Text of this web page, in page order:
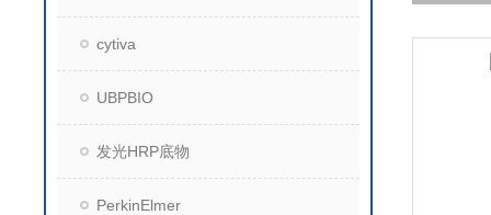
cytiva
UBPBIO
发光HRP底物
PerkinElmer